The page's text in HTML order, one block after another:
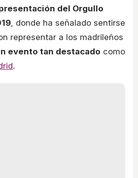
del Orgullo
, donde ha señalado sentirse
representar a los madrileños
evento tan destacado como
.